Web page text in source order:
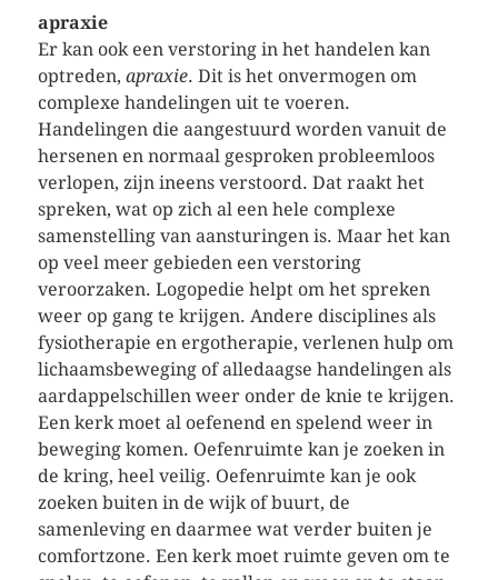
apraxie
Er kan ook een verstoring in het handelen kan
optreden, apraxie. Dit is het onvermogen om
complexe handelingen uit te voeren.
Handelingen die aangestuurd worden vanuit de
hersenen en normaal gesproken probleemloos
verlopen, zijn ineens verstoord. Dat raakt het
spreken, wat op zich al een hele complexe
samenstelling van aansturingen is. Maar het kan
op veel meer gebieden een verstoring
veroorzaken. Logopedie helpt om het spreken
weer op gang te krijgen. Andere disciplines als
fysiotherapie en ergotherapie, verlenen hulp om
lichaamsbeweging of alledaagse handelingen als
aardappelschillen weer onder de knie te krijgen.
Een kerk moet al oefenend en spelend weer in
beweging komen. Oefenruimte kan je zoeken in
de kring, heel veilig. Oefenruimte kan je ook
zoeken buiten in de wijk of buurt, de
samenleving en daarmee wat verder buiten je
comfortzone. Een kerk moet ruimte geven om te